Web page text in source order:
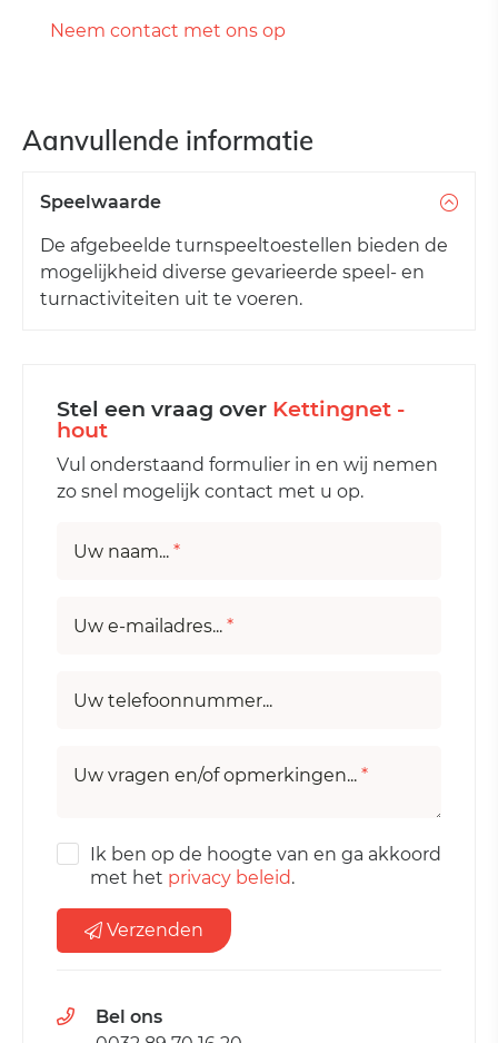
Neem contact met ons op
Aanvullende informatie
Speelwaarde
De afgebeelde turnspeeltoestellen bieden de
mogelijkheid diverse gevarieerde speel- en
turnactiviteiten uit te voeren.
Stel een vraag over Kettingnet -
hout
Vul onderstaand formulier in en wij nemen
zo snel mogelijk contact met u op.
Uw naam... *
Uw e-mailadres... *
Uw telefoonnummer...
Uw vragen en/of opmerkingen... *
Ik ben op de hoogte van en ga akkoord
met het privacy beleid.
Verzenden
Bel ons